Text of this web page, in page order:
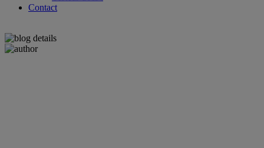
Contact